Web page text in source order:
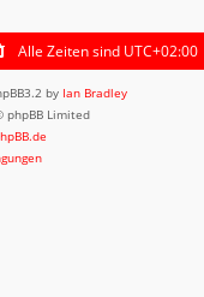
Alle Zeiten sind UTC+02:00
by Ian Bradley
phpBB Limited